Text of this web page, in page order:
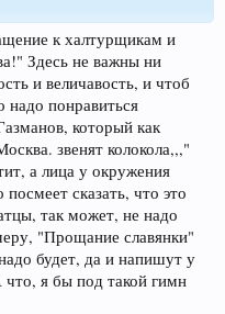
к халтурщикам и
Здесь не важны ни
и величавость, и чтоб
надо понравиться
который как
звенят колокола,,,"
а лица у окружения
сказать, что это
так может, не надо
"Прощание славянки"
будет, да и напишут у
что, я бы под такой гимн